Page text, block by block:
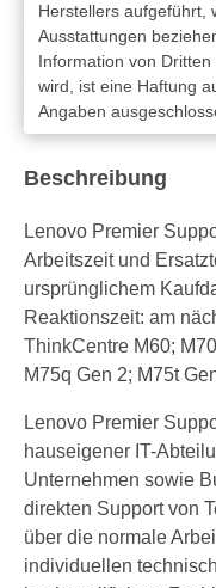
Herstellers aufgeführt,
Ausstattungen
Information von
wird, ist eine Haftung
Angaben
Beschreibung
Lenovo Premier
Arbeitszeit und
ursprünglichem
Reaktionszeit: am
ThinkCentre M60;
M75q Gen 2; M75t
Lenovo Premier
hauseigener IT-
Unternehmen sowie
direkten Support von
über die normale
individuellen